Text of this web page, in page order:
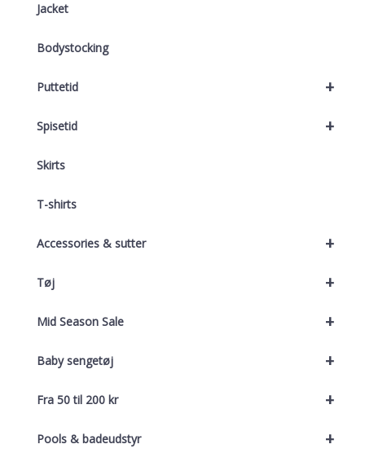
Jacket
Bodystocking
+
Puttetid
+
Spisetid
Skirts
T-shirts
+
Accessories & sutter
+
Tøj
+
Mid Season Sale
+
Baby sengetøj
+
Fra 50 til 200 kr
+
Pools & badeudstyr